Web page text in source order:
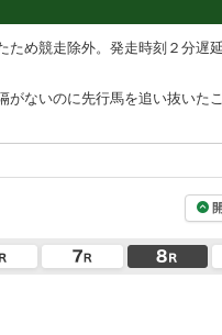
め競走除外。発走時刻２分遅延
ないのに先行馬を追い抜いた